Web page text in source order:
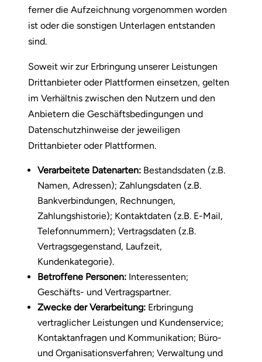
ferner die Aufzeichnung vorgenommen worden
ist oder die sonstigen Unterlagen entstanden
sind.
Soweit wir zur Erbringung unserer Leistungen
Drittanbieter oder Plattformen einsetzen, gelten
im Verhältnis zwischen den Nutzern und den
Anbietern die Geschäftsbedingungen und
Datenschutzhinweise der jeweiligen
Drittanbieter oder Plattformen.
Verarbeitete Datenarten: Bestandsdaten (z.B.
Namen, Adressen); Zahlungsdaten (z.B.
Bankverbindungen, Rechnungen,
Zahlungshistorie); Kontaktdaten (z.B. E-Mail,
Telefonnummern); Vertragsdaten (z.B.
Vertragsgegenstand, Laufzeit,
Kundenkategorie).
Betroffene Personen: Interessenten;
Geschäfts- und Vertragspartner.
Zwecke der Verarbeitung: Erbringung
vertraglicher Leistungen und Kundenservice;
Kontaktanfragen und Kommunikation; Büro-
und Organisationsverfahren; Verwaltung und